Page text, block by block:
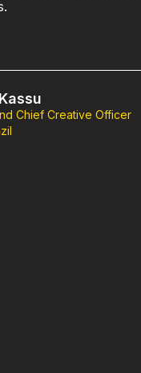
Chief Creative Officer